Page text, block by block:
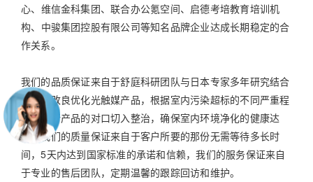
心、 维信金科集团、联合办公氪空间、 启德考培教育培训机
构、 中骏集团控股有限公司等知名品牌企业达成长期稳定的合
作关系。
我们的品质保证来自于舒庭科研团队与日本专家多年研究结合
产生的改良优化光触媒产品，根据室内污染超标的不同严重程
度，进行产品的对口切入整治，确保室内环境净化的健康达
标。我们的质量保证来自于客户所要的那份无需等待多长时
间，5天内达到国家标准的承诺和信赖，我们的服务保证来自
于专业的售后团队，定期温馨的跟踪回访和维护。